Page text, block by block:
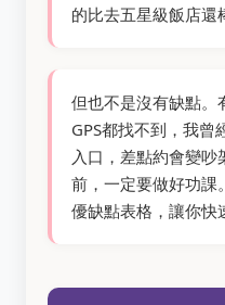
的比去五星級飯店還
但也不是沒有缺點。
GPS都找不到，我曾
入口，差點約會變
前，一定要做好功課
優缺點表格，讓你快